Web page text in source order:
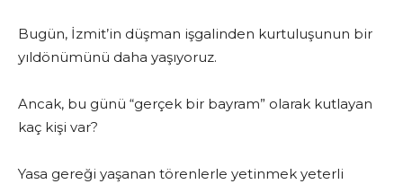
Bugün, İzmit’in düşman işgalinden kurtuluşunun bir
yıldönümünü daha yaşıyoruz.
Ancak, bu günü “gerçek bir bayram” olarak kutlayan
kaç kişi var?
Yasa gereği yaşanan törenlerle yetinmek yeterli